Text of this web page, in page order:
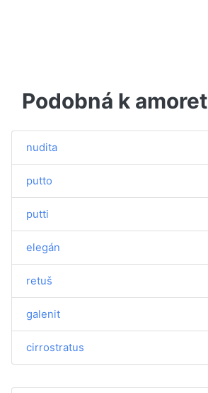
Podobná k amoret
nudita
putto
putti
elegán
retuš
galenit
cirrostratus